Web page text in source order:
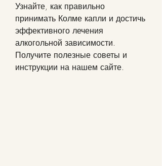
Узнайте, как правильно
принимать Колме капли и достичь
эффективного лечения
алкогольной зависимости.
Получите полезные советы и
инструкции на нашем сайте.